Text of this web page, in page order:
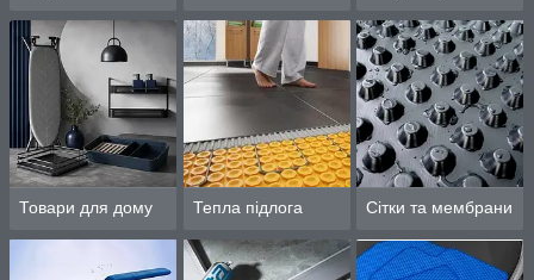
Товари для дому Тепла підлога Сітки та мембрани